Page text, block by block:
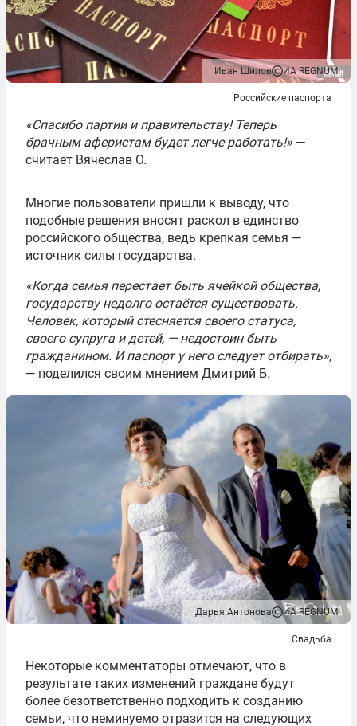
Иван Шилов ИА REGNUM
Российские паспорта
«Спасибо партии и правительству! Теперь
брачным аферистам будет легче работать!» —
считает Вячеслав О.
Многие пользователи пришли к выводу, что
подобные решения вносят раскол в единство
российского общества, ведь крепкая семья —
источник силы государства.
«Когда семья перестает быть ячейкой общества,
государству недолго остаётся существовать.
Человек, который стесняется своего статуса,
своего супруга и детей, — недостоин быть
гражданином. И паспорт у него следует отбирать»,
— поделился своим мнением Дмитрий Б.
Дарья Антонова ИА REGNUM
Свадьба
Некоторые комментаторы отмечают, что в
результате таких изменений граждане будут
более безответственно подходить к созданию
семьи, что неминуемо отразится на следующих